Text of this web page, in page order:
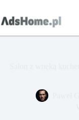
treści